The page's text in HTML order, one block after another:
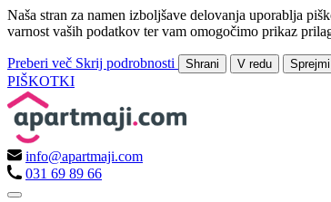
Naša stran za namen izboljšave delovanja uporablja
varnost vaših podatkov ter vam omogočimo prikaz
Preberi več Skrij podrobnosti Shrani V redu
PIŠKOTKI
info@apartmaji.com
031 69 89 66